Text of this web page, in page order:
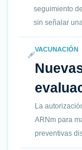
seguimiento
sin señalar
VACUNACIÓN
La
ARNm para
preventivas